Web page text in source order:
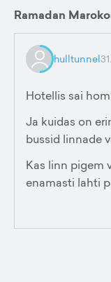
Ramadan
hulltunnel
Hotellis sai
Ja kuidas on
bussid linnade
Kas linn pigem
enamasti lahti